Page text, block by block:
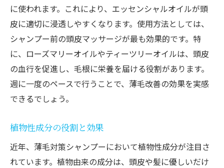
に使われます。これにより、エッセンシャルオイルが頭
皮に適切に浸透しやすくなります。使用方法としては、
シャンプー前の頭皮マッサージが最も効果的です。特
に、ローズマリーオイルやティーツリーオイルは、頭皮
の血行を促進し、毛根に栄養を届ける役割があります。
週に一度のペースで行うことで、薄毛改善の効果を実感
できるでしょう。
植物性成分の役割と効果
近年、薄毛対策シャンプーにおいて植物性成分が注目さ
れています。植物由来の成分は、頭皮や髪に優しいだけ